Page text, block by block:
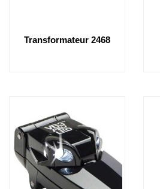
Transformateur 2468